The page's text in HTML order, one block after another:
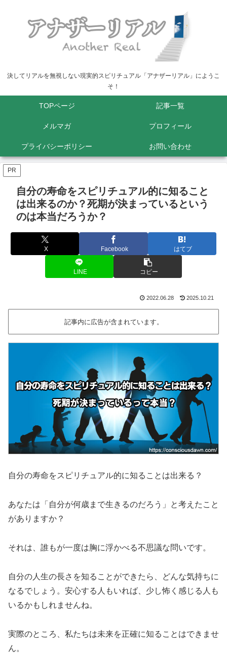
決してリアルを無視しない現実的スピリチュアル「アナザーリアル」にようこ
そ！
TOPページ 記事一覧
メルマガ プロフィール
プライバシーポリシー お問い合わせ
PR
自分の寿命をスピリチュアル的に知ること
は出来るのか？死期が決まっているという
のは本当だろうか？
X Facebook はてブ
LINE コピー
2022.06.28 2025.10.21
記事内に広告が含まれています。
自分の寿命をスピリチュアル的に知ることは出来る？
あなたは「自分が何歳まで生きるのだろう」と考えたこと
がありますか？
それは、誰もが一度は胸に浮かべる不思議な問いです。
自分の人生の長さを知ることができたら、どんな気持ちに
なるでしょう。安心する人もいれば、少し怖く感じる人も
いるかもしれませんね。
実際のところ、私たちは未来を正確に知ることはできませ
ん。